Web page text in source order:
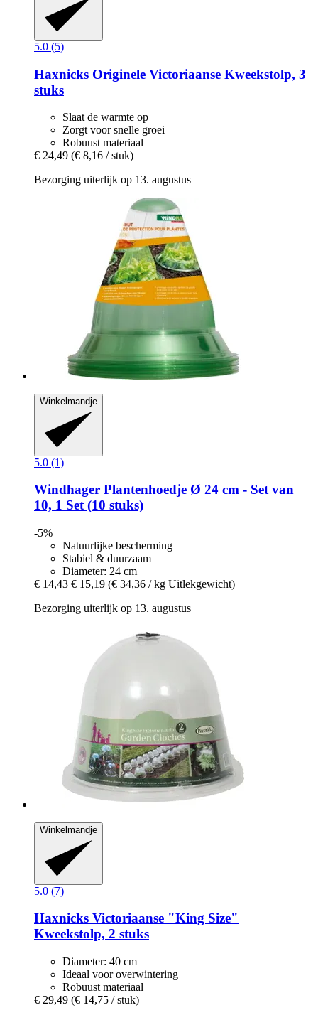
5.0 (5)
Haxnicks Originele Victoriaanse Kweekstolp, 3
stuks
Slaat de warmte op
Zorgt voor snelle groei
Robuust materiaal
€ 24,49 (€ 8,16 / stuk)
Bezorging uiterlijk op 13. augustus
Winkelmandje
5.0 (1)
Windhager Plantenhoedje Ø 24 cm -​ Set van
10, 1 Set (10 stuks)
-5%
Natuurlijke bescherming
Stabiel & duurzaam
Diameter: 24 cm
€ 14,43 € 15,19 (€ 34,36 / kg Uitlekgewicht)
Bezorging uiterlijk op 13. augustus
Winkelmandje
5.0 (7)
Haxnicks Victoriaanse "King Size"
Kweekstolp, 2 stuks
Diameter: 40 cm
Ideaal voor overwintering
Robuust materiaal
€ 29,49 (€ 14,75 / stuk)